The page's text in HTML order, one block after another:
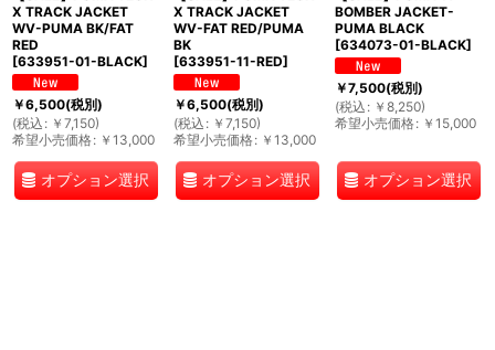
X TRACK JACKET
WV-PUMA BK/FAT
RED
[633951-01-BLACK]
￥6,500(税別)
(税込 : ￥ 7,150)
希望小売価格: ￥ 13,000
オプション選択
X TRACK JACKET
WV-FAT RED/PUMA
BK
[633951-11-RED]
￥6,500(税別)
(税込 : ￥ 7,150)
希望小売価格: ￥ 13,000
オプション選択
BOMBER JACKET-
PUMA BLACK
[634073-01-BLACK]
￥7,500(税別)
(税込 : ￥ 8,250)
希望小売価格: ￥ 15,000
オプション選択